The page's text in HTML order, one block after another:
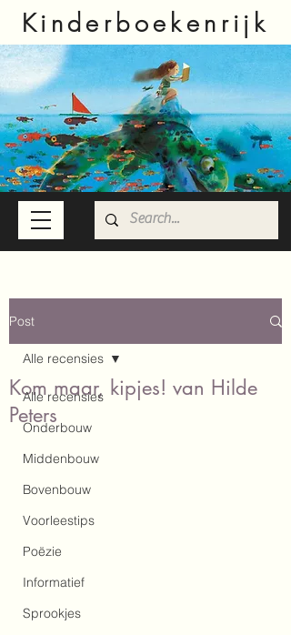
Kinderboekenrijk
Post
Alle recensies
Onderbouw
Middenbouw
Bovenbouw
Voorleestips
Poëzie
Informatief
Sprookjes
Alle recensies
Kom maar, kipjes! van Hilde
Peters